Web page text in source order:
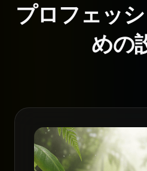
プロフェッ
めの